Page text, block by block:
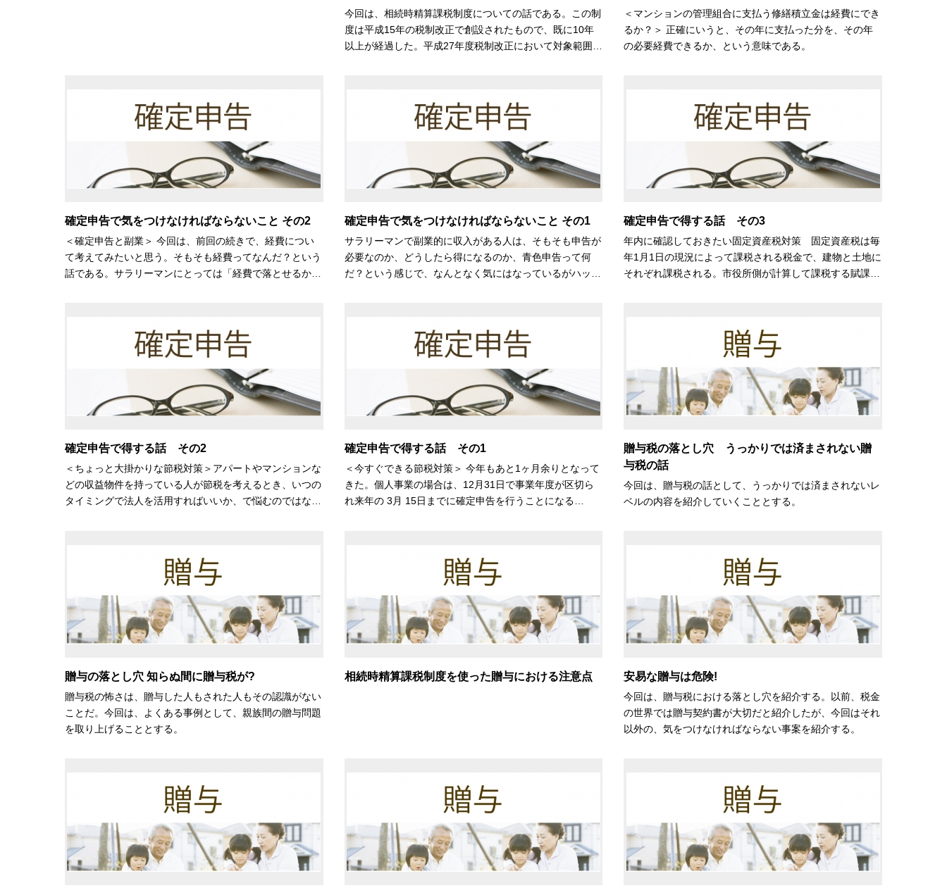
今回は、相続時精算課税制度についての話である。この制
度は平成15年の税制改正で創設されたもので、既に10年
以上が経過した。平成27年度税制改正において対象範囲…
＜マンションの管理組合に支払う修繕積立金は経費にでき
るか？＞ 正確にいうと、その年に支払った分を、その年
の必要経費できるか、という意味である。
確定申告で気をつけなければならないこと その2
＜確定申告と副業＞ 今回は、前回の続きで、経費につい
て考えてみたいと思う。そもそも経費ってなんだ？という
話である。サラリーマンにとっては「経費で落とせるか…
確定申告で気をつけなければならないこと その1
サラリーマンで副業的に収入がある人は、そもそも申告が
必要なのか、どうしたら得になるのか、青色申告って何
だ？という感じで、なんとなく気にはなっているがハッ…
確定申告で得する話 その3
年内に確認しておきたい固定資産税対策 固定資産税は毎
年1月1日の現況によって課税される税金で、建物と土地に
それぞれ課税される。市役所側が計算して課税する賦課…
確定申告で得する話 その2
＜ちょっと大掛かりな節税対策＞アパートやマンションな
どの収益物件を持っている人が節税を考えるとき、いつの
タイミングで法人を活用すればいいか、で悩むのではな…
確定申告で得する話 その1
＜今すぐできる節税対策＞ 今年もあと1ヶ月余りとなって
きた。個人事業の場合は、12月31日で事業年度が区切ら
れ来年の 3月 15日までに確定申告を行うことになる…
贈与税の落とし穴 うっかりでは済まされない贈
与税の話
今回は、贈与税の話として、うっかりでは済まされないレ
ベルの内容を紹介していくこととする。
贈与の落とし穴 知らぬ間に贈与税が?
贈与税の怖さは、贈与した人もされた人もその認識がない
ことだ。今回は、よくある事例として、親族間の贈与問題
を取り上げることとする。
相続時精算課税制度を使った贈与における注意点 安易な贈与は危険!
今回は、贈与税における落とし穴を紹介する。以前、税金
の世界では贈与契約書が大切だと紹介したが、今回はそれ
以外の、気をつけなければならない事案を紹介する。